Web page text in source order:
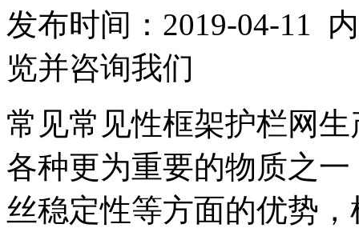
发布时间：2019-04-11
览并咨询我们
常见常见性框架护栏网
各种更为重要的物质之
丝稳定性等方面的优势